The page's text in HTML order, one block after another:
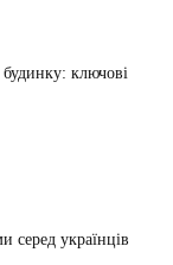
ключові
серед українців